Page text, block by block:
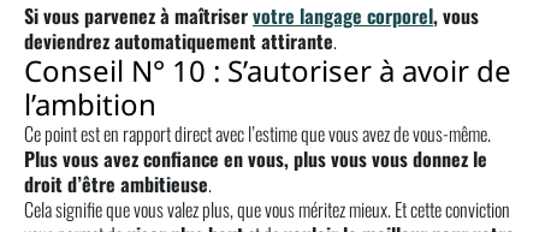
Si vous parvenez à maîtriservotre langage corporel, vous
deviendrez automatiquement attirante.
Conseil N° 10 : S’autoriser à avoir de
l’ambition
Ce point est en rapport direct avec l’estime que vous avez de vous-même.
Plus vous avez confiance en vous, plus vous vous donnez le
droit d’être ambitieuse.
Cela signifie que vous valez plus, que vous méritez mieux. Et cette conviction